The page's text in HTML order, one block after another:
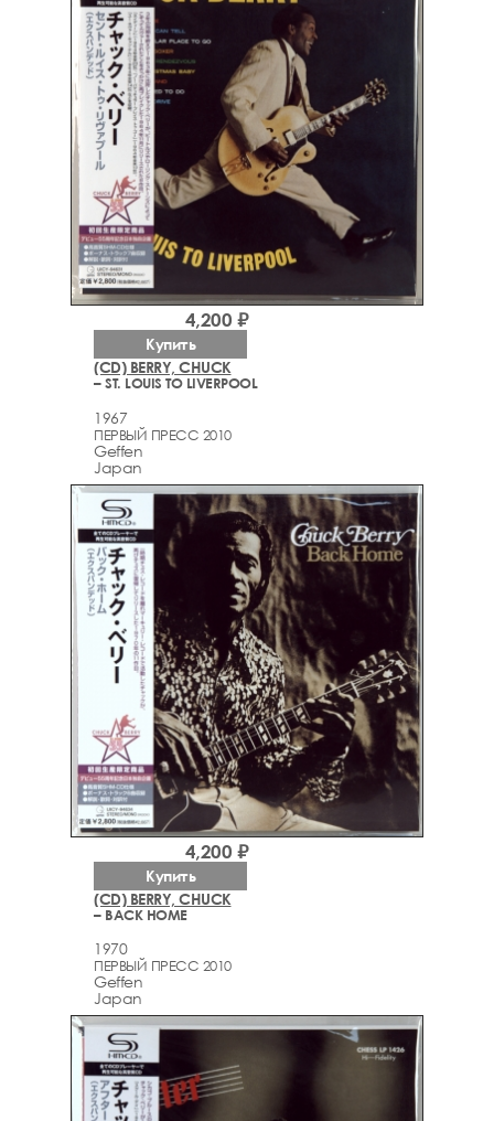
(CD) BERRY, CHUCK
– ST. LOUIS TO LIVERPOOL
1967
ПЕРВЫЙ ПРЕСС 2010
Geffen
Japan
4,200 ₽
Купить
(CD) BERRY, CHUCK
– BACK HOME
1970
ПЕРВЫЙ ПРЕСС 2010
Geffen
Japan
4,200 ₽
Купить